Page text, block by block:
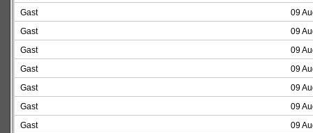
Gast
09
Gast
09
Gast
09
Gast
09
Gast
09
Gast
09
Gast
09